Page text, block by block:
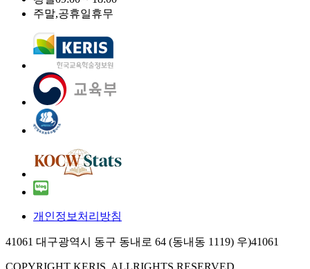
주말,공휴일휴무
개인정보처리방침
41061 대구광역시 동구 동내로 64 (동내동 1119) 우)41061
COPYRIGHT KERIS. ALLRIGHTS RESERVED